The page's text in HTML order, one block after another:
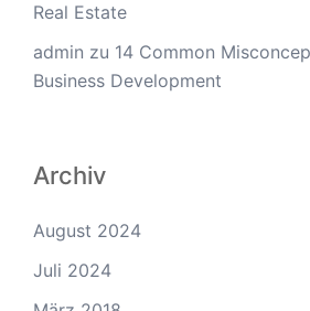
Real Estate
admin zu 14 Common
Business Development
Archiv
August 2024
Juli 2024